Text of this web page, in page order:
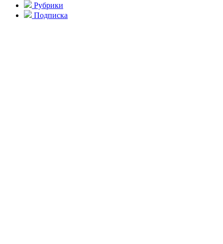
Рубрики
Подписка